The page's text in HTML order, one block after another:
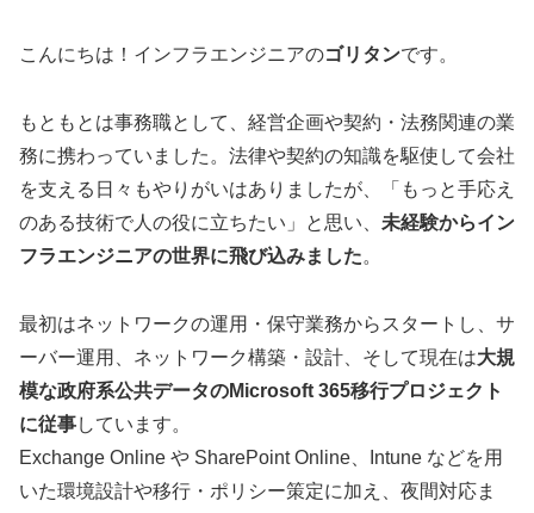
こんにちは！インフラエンジニアのゴリタンです。
もともとは事務職として、経営企画や契約・法務関連の業
務に携わっていました。法律や契約の知識を駆使して会社
を支える日々もやりがいはありましたが、「もっと手応え
のある技術で人の役に立ちたい」と思い、 未経験からイン
フラエンジニアの世界に飛び込みました。
最初はネットワークの運用・保守業務からスタートし、サ
ーバー運用、ネットワーク構築・設計、そして現在は大規
模な政府系公共データのMicrosoft 365移行プロジェクト
に従事しています。
Exchange Online や SharePoint Online、Intune などを用
いた環境設計や移行・ポリシー策定に加え、夜間対応ま